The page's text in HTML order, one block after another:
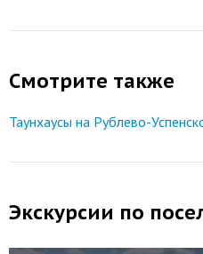
Смотрите также
Таунхаусы на Рублево-
Экскурсии по